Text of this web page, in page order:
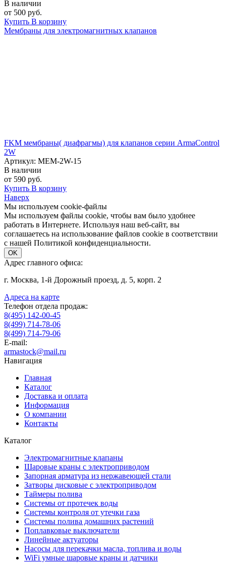
В наличии
от 500 руб.
Купить В корзину
Мембраны для электромагнитных клапанов
FKM мембраны( диафрагмы) для клапанов серии ArmaControl
2W
Артикул: MEM-2W-15
В наличии
от 590 руб.
Купить В корзину
Наверх
Мы используем cookie-файлы
Мы используем файлы cookie, чтобы вам было удобнее
работать в Интернете. Используя наш веб-сайт, вы
соглашаетесь на использование файлов cookie в соответствии
с нашей Политикой конфиденциальности.
OK
Адрес главного офиса:
г. Москва, 1-й Дорожный проезд, д. 5, корп. 2
Адреса на карте
Телефон отдела продаж:
8(495) 142-00-45
8(499) 714-78-06
8(499) 714-79-06
E-mail:
armastock@mail.ru
Навигация
Главная
Каталог
Доставка и оплата
Информация
О компании
Контакты
Каталог
Электромагнитные клапаны
Шаровые краны с электроприводом
Запорная арматура из нержавеющей стали
Затворы дисковые с электроприводом
Таймеры полива
Системы от протечек воды
Системы контроля от утечки газа
Системы полива домашних растений
Поплавковые выключатели
Линейные актуаторы
Насосы для перекачки масла, топлива и воды
WiFi умные шаровые краны и датчики